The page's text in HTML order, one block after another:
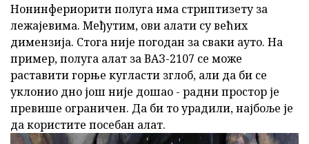
Нонинфериорити полуга има стриптизету за
лежајевима. Међутим, ови алати су већих
димензија. Стога није погодан за сваки ауто. На
пример, полуга алат за ВАЗ-2107 се може
раставити горње кугласти зглоб, али да би се
уклонио дно још није дошао - радни простор је
превише ограничен. Да би то урадили, најбоље је
да користите посебан алат.